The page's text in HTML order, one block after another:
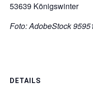
53639 Königswinter
Foto: AdobeStock
DETAILS